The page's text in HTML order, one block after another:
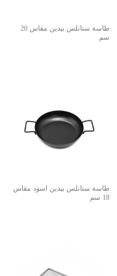
طاسة ستانلس بيدين مقاس 20
سم
طاسة ستانلس بيدين اسود مقاس
18 سم